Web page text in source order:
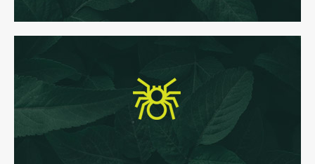
Glissez-vous dans le nid de la grosse araignée